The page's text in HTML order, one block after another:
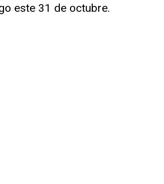
este 31 de octubre.